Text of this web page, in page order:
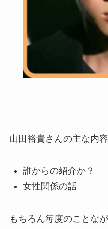
山田裕貴さんの主な内
誰からの紹介か？
女性関係の話
もちろん毎度のことな